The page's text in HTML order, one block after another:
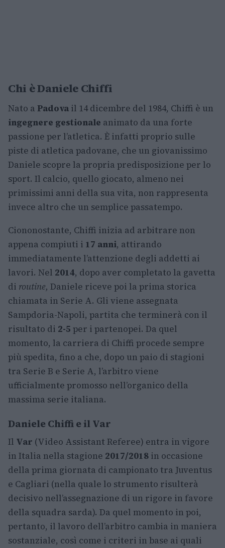
Chi è Daniele Chiffi
Nato a Padova il 14 dicembre del 1984, Chiffi è un
ingegnere gestionale animato da una forte
passione per l’atletica. È infatti proprio sulle
piste di atletica padovane, che un giovanissimo
Daniele scopre la propria predisposizione per lo
sport. Il calcio, quello giocato, almeno nei
primissimi anni della sua vita, non rappresenta
invece altro che un semplice passatempo.
Ciononostante, Chiffi inizia ad arbitrare non
appena compiuti i 17 anni, attirando
immediatamente l’attenzione degli addetti ai
lavori. Nel 2014, dopo aver completato la gavetta
di routine, Daniele riceve poi la prima storica
chiamata in Serie A. Gli viene assegnata
Sampdoria-Napoli, partita che terminerà con il
risultato di 2-5 per i partenopei. Da quel
momento, la carriera di Chiffi procede sempre
più spedita, fino a che, dopo un paio di stagioni
tra Serie B e Serie A, l’arbitro viene
ufficialmente promosso nell’organico della
massima serie italiana.
Daniele Chiffi e il Var
Il Var (Video Assistant Referee) entra in vigore
in Italia nella stagione 2017/2018 in occasione
della prima giornata di campionato tra Juventus
e Cagliari (nella quale lo strumento risulterà
decisivo nell’assegnazione di un rigore in favore
della squadra sarda). Da quel momento in poi,
pertanto, il lavoro dell’arbitro cambia in maniera
sostanziale, così come i criteri in base ai quali